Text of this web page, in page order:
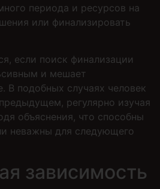
периода и ресурсов на
или финализировать
если поиск финализации
и мешает
В подобных случаях человек
регулярно изучая
объяснения, что способны
неважны для следующего
зависимость